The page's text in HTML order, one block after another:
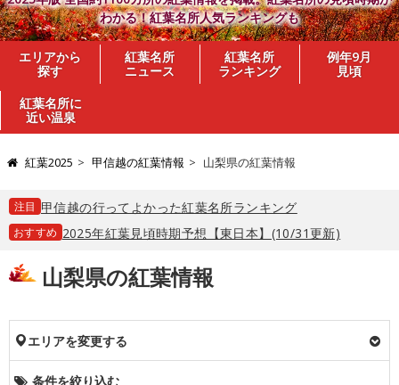
わかる！紅葉名所人気ランキングも
エリアから
探す
紅葉名所
ニュース
紅葉名所
ランキング
例年9月
見頃
紅葉名所に
近い温泉
紅葉2025 甲信越の紅葉情報 山梨県の紅葉情報
注目 甲信越の行ってよかった紅葉名所ランキング
おすすめ 2025年紅葉見頃時期予想【東日本】(10/31更新)
山梨県の紅葉情報
エリアを変更する
条件を絞り込む